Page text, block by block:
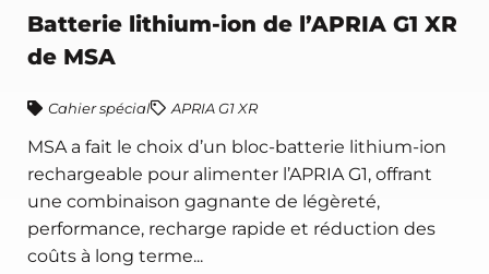
Batterie lithium-ion de l’APRIA G1 XR
de MSA
Cahier spécial APRIA G1 XR
MSA a fait le choix d’un bloc-batterie lithium-ion
rechargeable pour alimenter l’APRIA G1, offrant
une combinaison gagnante de légèreté,
performance, recharge rapide et réduction des
coûts à long terme...